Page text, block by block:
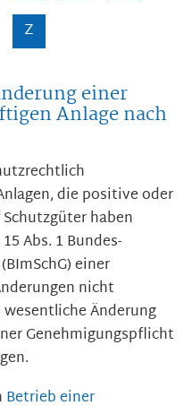
Z
einer
Anlage nach
die positive oder
haben
Abs. 1 Bundes-
einer
nicht
Änderung
Genehmigungspflicht
Betrieb einer